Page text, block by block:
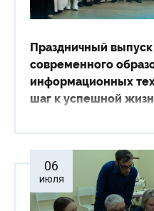
Праздничный выпуск
современного
информационных
шаг к успешной
06
июля